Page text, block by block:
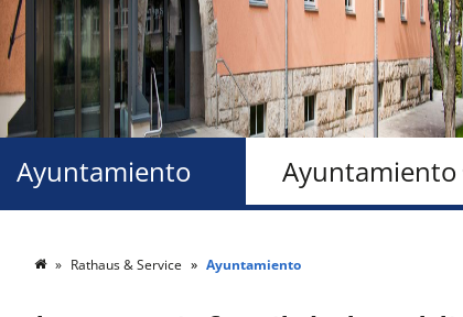
Ayuntamiento
Ayuntamiento
Rathaus & Service Ayuntamiento